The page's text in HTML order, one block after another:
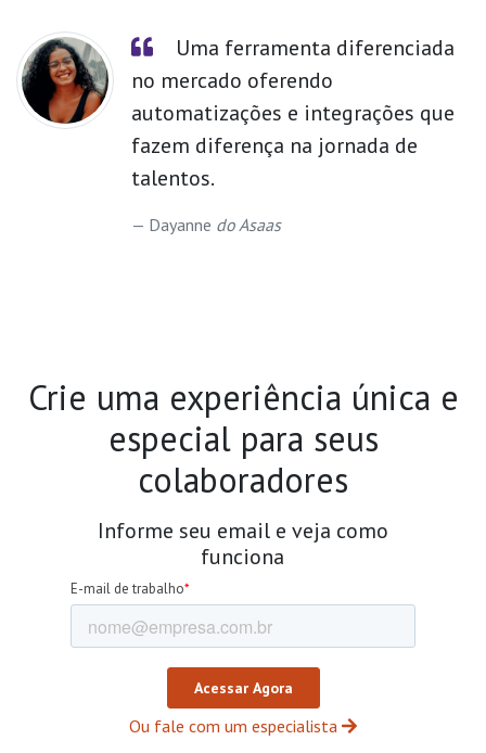
Uma ferramenta diferenciada
no mercado oferendo
automatizações e integrações que
fazem diferença na jornada de
talentos.
Dayanne do Asaas
Crie uma experiência única e
especial para seus
colaboradores
Informe seu email e veja como
funciona
Ou fale com um especialista